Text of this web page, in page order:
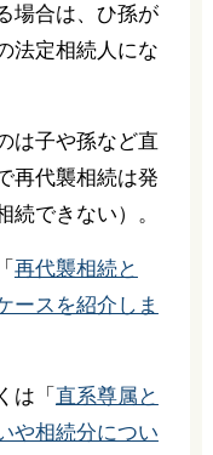
場合は、ひ孫が
法定相続人にな
は子や孫など直
再代襲相続は発
できない）。
再代襲相続と
ースを紹介しま
は「 直系尊属と
や相続分につい